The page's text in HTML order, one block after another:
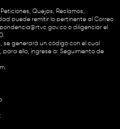
Quejas, Reclamos,
puede remitir lo pertinente al Correo
o diligenciar el
se generará un código con el cual
para ello, ingrese a: Seguimiento de